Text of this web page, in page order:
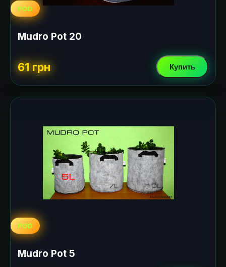
POD
Mudro Pot 20
61 грн Купить
POD
Mudro Pot 5